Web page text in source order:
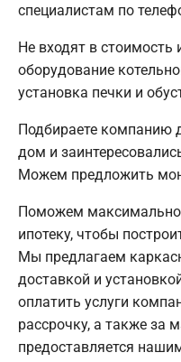
специалистам по
Не входят в стоимость
оборудование
установка печки и
Подбираете компанию
дом и
Можем предложить
Поможем
ипотеку, чтобы
Мы предлагаем
доставкой и
оплатить услуги
рассрочку, а также за
предоставляется